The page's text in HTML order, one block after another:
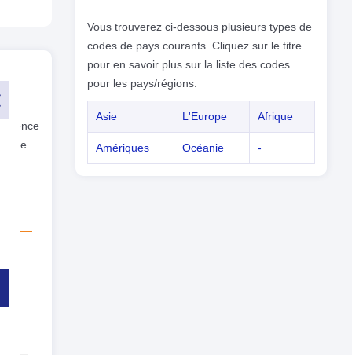
et le
Vous trouverez ci-dessous plusieurs types de
codes de pays courants. Cliquez sur le titre
pour en savoir plus sur la liste des codes
pour les pays/régions.
Asie L'Europe Afrique
Amériques Océanie -